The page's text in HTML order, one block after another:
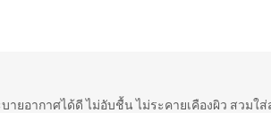
ายอากาศได้ดี ไม่อับชื้น ไม่ระคายเคืองผิว สวม